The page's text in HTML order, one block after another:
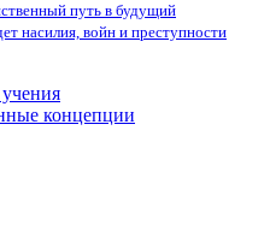
путь в будущий
насилия, войн и преступности
концепции